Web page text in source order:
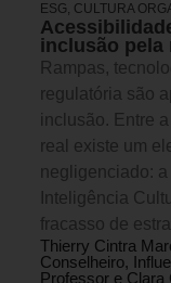
ESG, CULTURA
inclusão pela
Rampas,
regulatória são
inclusão. Entre
real existe um
negligenciado:
Inteligência
fracasso de
Thierry Cintra
Conselheiro,
Professor e Clara